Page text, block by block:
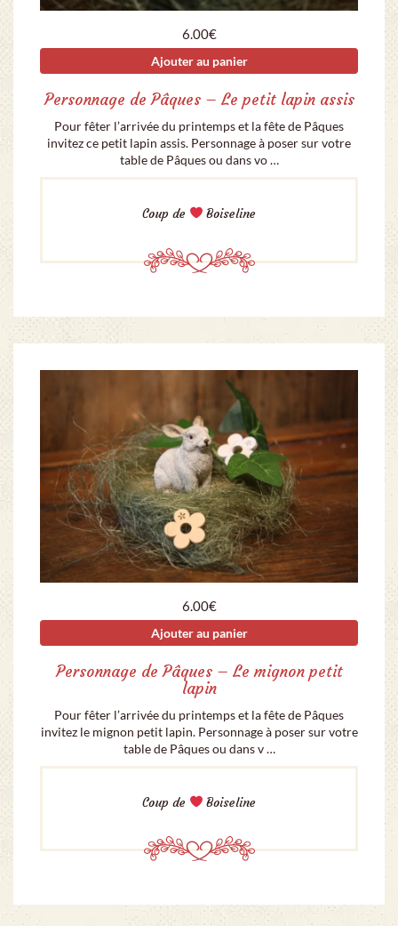
6.00€
Ajouter au panier
Personnage de Pâques – Le petit lapin assis
Pour fêter l’arrivée du printemps et la fête de Pâques
invitez ce petit lapin assis. Personnage à poser sur votre
table de Pâques ou dans vo …
Coup de Boiseline
6.00€
Ajouter au panier
Personnage de Pâques – Le mignon petit
lapin
Pour fêter l’arrivée du printemps et la fête de Pâques
invitez le mignon petit lapin. Personnage à poser sur votre
table de Pâques ou dans v …
Coup de Boiseline